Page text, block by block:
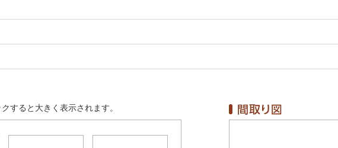
すると大きく表示されます。